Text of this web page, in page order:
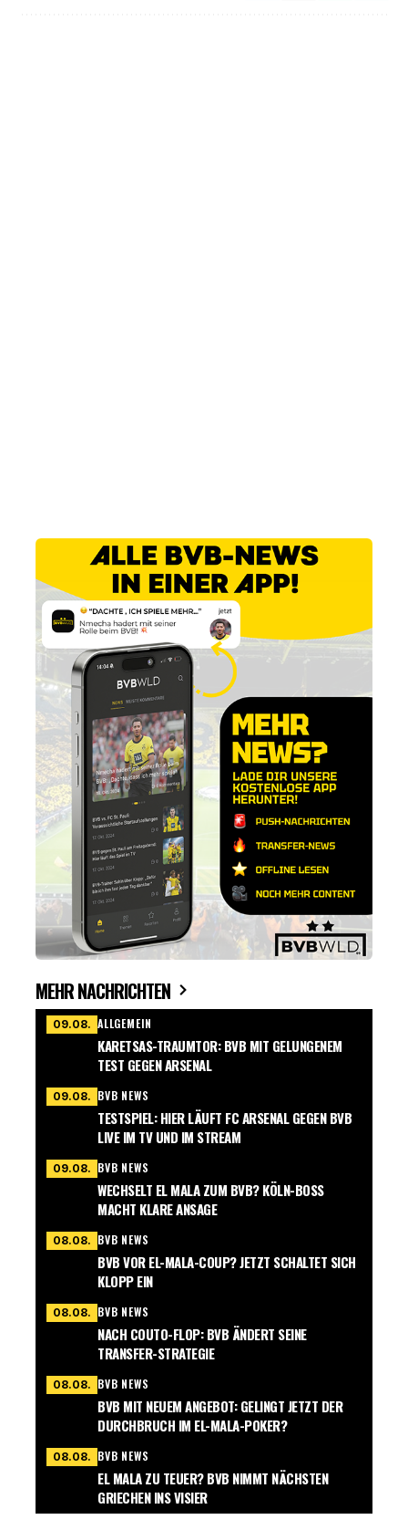
MEHR NACHRICHTEN
09.08. ALLGEMEIN
KARETSAS-TRAUMTOR: BVB MIT GELUNGENEM
TEST GEGEN ARSENAL
09.08. BVB NEWS
TESTSPIEL: HIER LÄUFT FC ARSENAL GEGEN BVB
LIVE IM TV UND IM STREAM
09.08. BVB NEWS
WECHSELT EL MALA ZUM BVB? KÖLN-BOSS
MACHT KLARE ANSAGE
08.08. BVB NEWS
BVB VOR EL-MALA-COUP? JETZT SCHALTET SICH
KLOPP EIN
08.08. BVB NEWS
NACH COUTO-FLOP: BVB ÄNDERT SEINE
TRANSFER-STRATEGIE
08.08. BVB NEWS
BVB MIT NEUEM ANGEBOT: GELINGT JETZT DER
DURCHBRUCH IM EL-MALA-POKER?
08.08. BVB NEWS
EL MALA ZU TEUER? BVB NIMMT NÄCHSTEN
GRIECHEN INS VISIER